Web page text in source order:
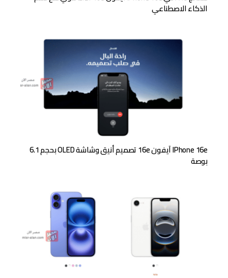
الذكاء الاصطناعي
IPhone 16e آيفون 16e تصميم أنيق وشاشة OLED بحجم 6.1
بوصة